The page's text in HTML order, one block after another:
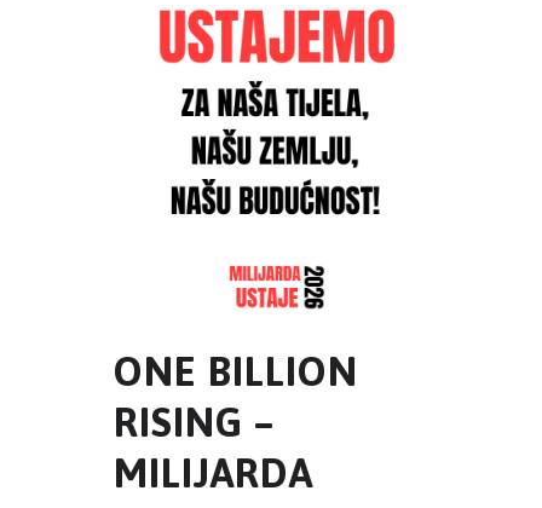
ONE BILLION
RISING –
MILIJARDA